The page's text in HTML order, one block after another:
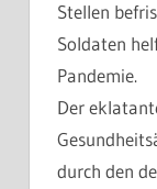
Stellen
Soldaten
Pandemie.
Der
durch den